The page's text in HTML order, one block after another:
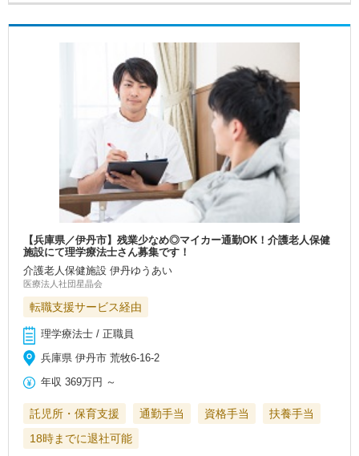
【兵庫県／伊丹市】残業少なめ◎マイカー通勤OK！介護老人保健
施設にて理学療法士さん募集です！
介護老人保健施設 伊丹ゆうあい
医療法人社団星晶会
転職支援サービス経由
理学療法士 / 正職員
兵庫県 伊丹市 荒牧6-16-2
年収 369万円 ～
託児所・保育支援 通勤手当 資格手当
扶養手当
18時までに退社可能